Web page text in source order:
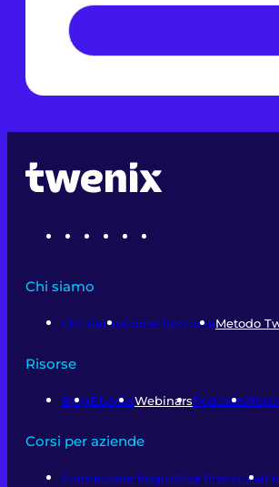
Chi siamo
Chi siamoCome funzionaMetodo
Risorse
BlogEbooksWebinarsPodcasts
Corsi per aziende
Formazione linguistica finanziata